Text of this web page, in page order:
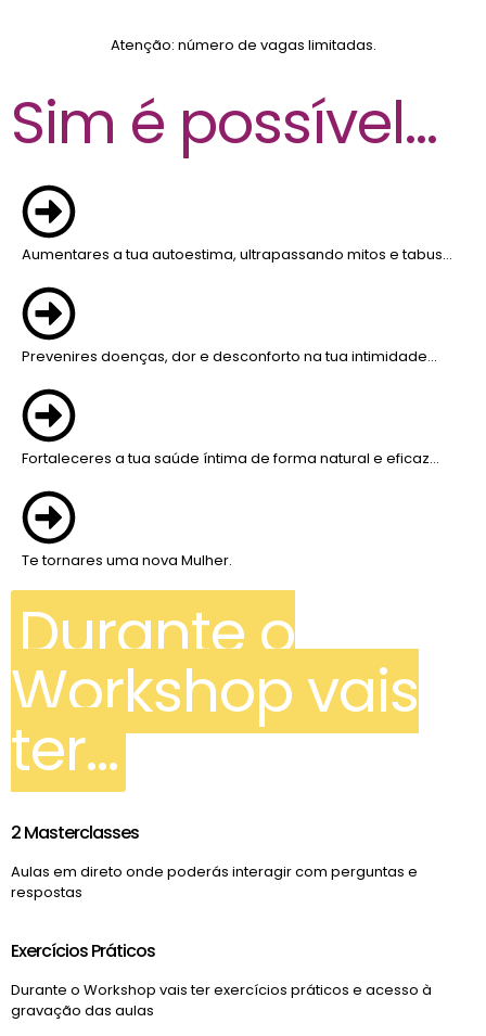
Atenção: número de vagas limitadas.
Sim é possível...
Aumentares a tua autoestima, ultrapassando mitos e tabus…
Prevenires doenças, dor e desconforto na tua intimidade…
Fortaleceres a tua saúde íntima de forma natural e eficaz…
Te tornares uma nova Mulher.
Durante o
Workshop vais
ter...
2 Masterclasses
Aulas em direto onde poderás interagir com perguntas e
respostas
Exercícios Práticos
Durante o Workshop vais ter exercícios práticos e acesso à
gravação das aulas